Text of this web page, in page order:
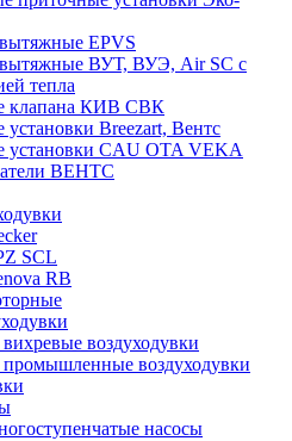
EPVS
ВУТ, ВУЭ, Air SC с
тепла
клапана КИВ СВК
Breezart, Вентс
установки CAU OTA VEKA
ВЕНТС
SCL
RB
воздуходувки
воздуходувки
насосы